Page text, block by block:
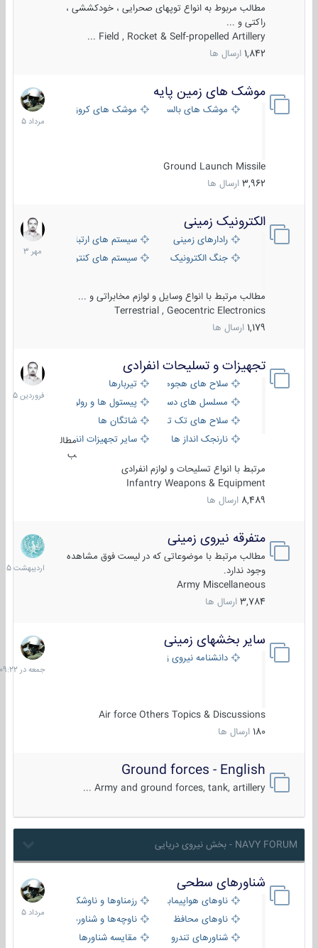
مطالب مربوط به انواع توپهای صحرایی ، خودکششی ،
راکتی و ...
Field , Rocket & Self-propelled Artillery ...
1,842 ارسال ها
موشک های زمین پایه
موشک های بالستیک موشک های کروز
Ground Launch Missile
3,962 ارسال ها
2
مرداد
1405
الکترونیک زمینی
رادارهای زمینی
سیستم های ارتباطی و جمع آوری
جنگ الکترونیک
سیستم های کنترل آتش و تجهیزات
مطالب مرتبط با انواع وسایل و لوازم مخابراتی و ...
Terrestrial , Geocentric Electronics
1,179 ارسال ها
1
مهر
1403
تجهیزات و تسلیحات انفرادی
سلاح های هجومی
تیربارها
مسلسل های دستی
پیستول ها و رولورها
سلاح های تک تیر اندازیشاتگان ها
نارنجک انداز ها
سایر تجهیزات انفرادی
مطال
ب
مرتبط با انواع تسلیحات و لوازم انفرادی
Infantry Weapons & Equipment
8,489 ارسال ها
17
فروردین
1405
متفرقه نیروی زمینی
مطالب مرتبط با موضوعاتی که در لیست فوق مشاهده
وجود ندارد.
Army Miscellaneous
3,784 ارسال ها
27
1405
سایر بخشهای زمینی
دانشنامه نیروی زمینی
Air force Others Topics & Discussions
180 ارسال ها
جمعه
در
09:22
Ground forces - English
Army and ground forces, tank, artillery ...
NAVY FORUM - بخش نیروی دریایی
شناورهای سطحی
ناوهای هواپیمابر و بالگرد بررزمناوها و ناوشکن‌ها
ناوهای محافظ
ناوچه‌ها و شناورهای گشتی
شناورهای تندرو
مقایسه شناورها
2
مرداد
1405